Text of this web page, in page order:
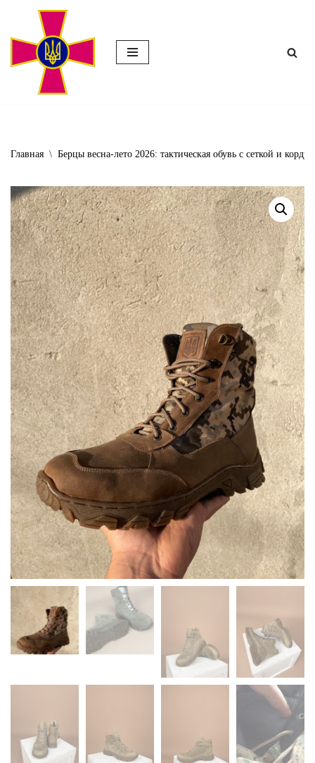
Перейти
содержимому
Главная \ Берцы весна-лето 2026: тактическая обувь с сеткой и